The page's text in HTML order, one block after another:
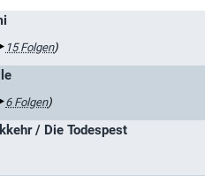
15 Folgen)
6 Folgen)
/ Die Todespest